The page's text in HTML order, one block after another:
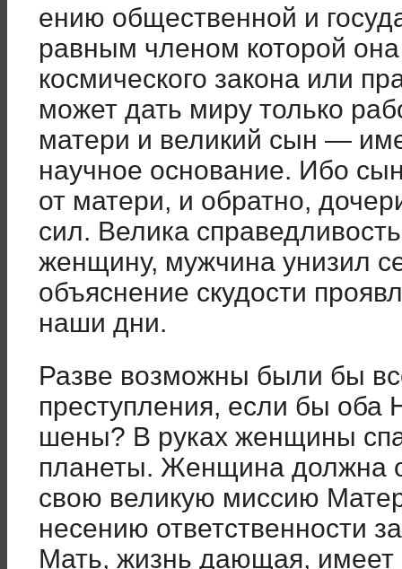
ению общественной и
равным членом которой она
космического закона или
может дать миру только
матери и великий сын —
научное основание. Ибо
от матери, и обратно,
сил. Велика
женщину, мужчина унизил
объяснение скудости
наши дни.
Разве возможны были бы
преступления, если бы
шены? В руках женщины
планеты. Женщина должна
свою великую миссию
несению ответствен­ности
Мать, жизнь дающая, име­ет